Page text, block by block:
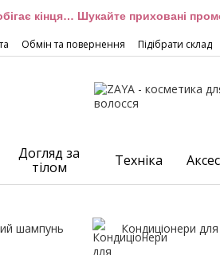
кінця… Шукайте приховані
Обмін та повернення Підібрати склад
Догляд за
тілом
Техніка
шампунь Кондиціонери